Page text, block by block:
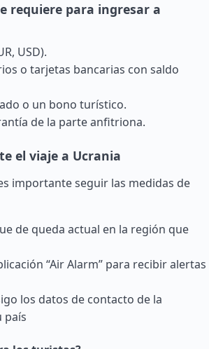
requiere para ingresar a
USD).
o tarjetas bancarias con saldo
o un bono turístico.
de la parte anfitriona.
el viaje a Ucrania
importante seguir las medidas de
de queda actual en la región que
“Air Alarm” para recibir alertas
los datos de contacto de la
país